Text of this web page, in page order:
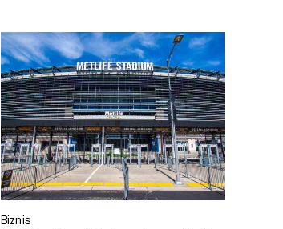
Biznis